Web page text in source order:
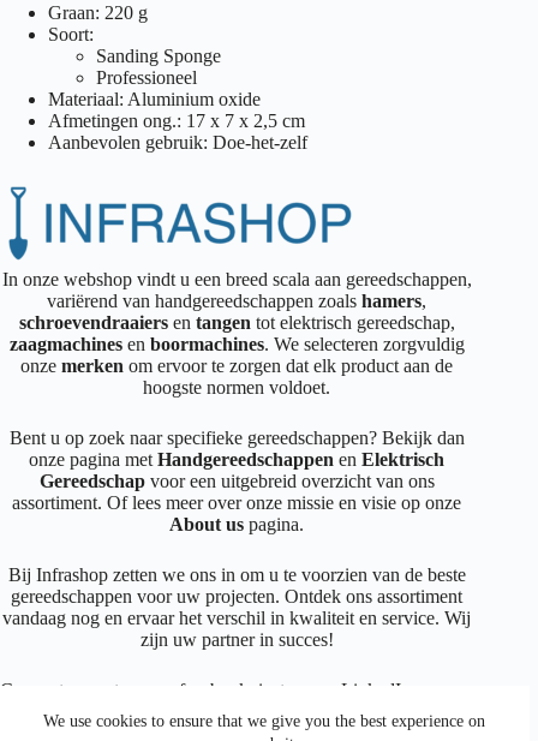
We use cookies to ensure that we give you the best experience on
Graan: 220 g
Soort:
Sanding Sponge
Professioneel
Materiaal: Aluminium oxide
Afmetingen ong.: 17 x 7 x 2,5 cm
Aanbevolen gebruik: Doe-het-zelf
In onze webshop vindt u een breed scala aan gereedschappen,
variërend van handgereedschappen zoalshamers,
schroevendraaiersen tangen tot elektrisch gereedschap,
zaagmachines en boormachines. We selecteren zorgvuldig
onzemerkenom ervoor te zorgen dat elk product aan de
hoogste normen voldoet.
Bent u op zoek naar specifieke gereedschappen? Bekijk dan
onze pagina metHandgereedschappen enElektrisch
Gereedschapvoor een uitgebreid overzicht van ons
assortiment. Of lees meer over onze missie en visie op onze
About us pagina.
Bij Infrashop zetten we ons in om u te voorzien van de beste
gereedschappen voor uw projecten. Ontdek ons assortiment
vandaag nog en ervaar het verschil in kwaliteit en service. Wij
zijn uw partner in succes!
Connecteer met ons op facebook instagram LinkedIn